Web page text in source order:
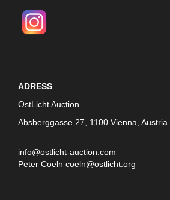
ADRESS
OstLicht Auction
Absberggasse 27, 1100 Vienna, Austria
info@ostlicht-auction.com
Peter Coeln coeln@ostlicht.org